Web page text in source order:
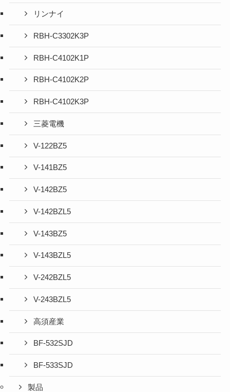
リンナイ
RBH-C3302K3P
RBH-C4102K1P
RBH-C4102K2P
RBH-C4102K3P
三菱電機
V-122BZ5
V-141BZ5
V-142BZ5
V-142BZL5
V-143BZ5
V-143BZL5
V-242BZL5
V-243BZL5
高須産業
BF-532SJD
BF-533SJD
製品